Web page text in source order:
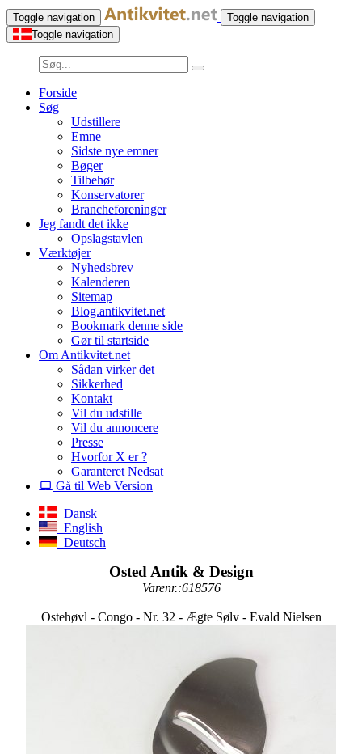
Toggle navigation
Toggle navigation
Toggle navigation
Forside
Søg
Udstillere
Emne
Sidste nye emner
Bøger
Tilbehør
Konservatorer
Brancheforeninger
Jeg fandt det ikke
Opslagstavlen
Værktøjer
Nyhedsbrev
Kalenderen
Sitemap
Blog.antikvitet.net
Bookmark denne side
Gør til startside
Om Antikvitet.net
Sådan virker det
Sikkerhed
Kontakt
Vil du udstille
Vil du annoncere
Presse
Hvorfor X er ?
Garanteret Nedsat
Gå til Web Version
Dansk
English
Deutsch
Osted Antik & Design
Varenr.:618576
Ostehøvl - Congo - Nr. 32 - Ægte Sølv - Evald Nielsen